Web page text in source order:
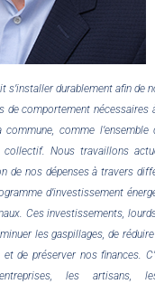
s’installer durablement afin de
de comportement nécessaires
comme
Nous travaillons
de nos dépenses à travers
d’investissement
Ces investissements,
les gaspillages, de
et de préserver nos finances.
les artisans,